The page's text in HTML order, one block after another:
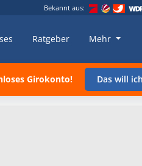
Bekannt aus:
Ratgeber Mehr
Girokonto! Das will